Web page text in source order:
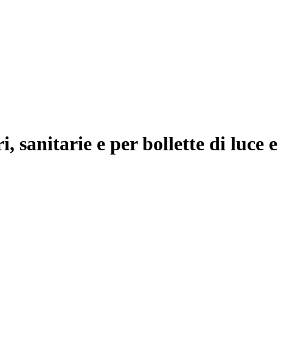
sanitarie e per bollette di luce e